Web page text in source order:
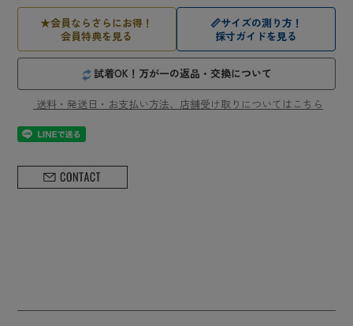
★会員ならさらにお得！
会員特典を見る
📏サイズの測り方！
採寸ガイドを見る
試着OK！万が一の返品・交換について
送料・発送日・お支払い方法、店舗受け取りについてはこちら